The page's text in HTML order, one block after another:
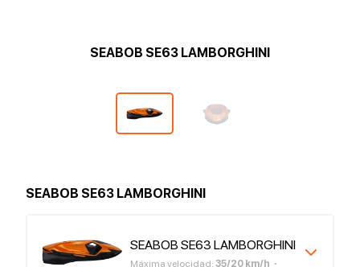
SEABOB SE63 LAMBORGHINI
SEABOB SE63 LAMBORGHINI
Máxima velocidad: 35/20 km/h
SEABOB SE63 LAMBORGHINI